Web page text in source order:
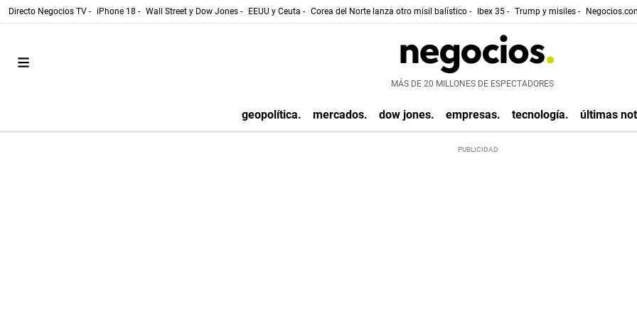
Directo Negocios TV - iPhone 18 - Wall Street y Dow Jones - EEUU y Ceuta - Corea del Norte lanza otro misil balístico - Ibex 35 - Trump y misiles -
MÁS DE 20 MILLONES DE ESPECTADORES
geopolítica. mercados. dow jones. empresas. tecnología. últimas